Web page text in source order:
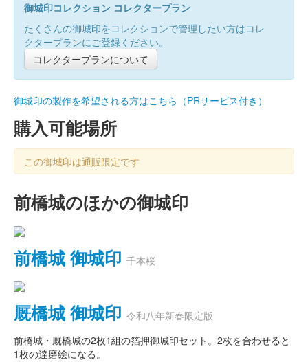
御城印コレクション コレクタープラン
たくさんの御城印をコレクションで管理したい方はコレ
クタープランにご登録ください。
コレクタープランについて
御城印の製作を希望される方はこちら（PRサービス付き）
購入可能場所
この御城印は通販限定です
前橋城のほかの御城印
前橋城 御城印 千本桜
厩橋城 御城印 令和八年新春限定版
前橋城・厩橋城の2枚1組の箔押御城印セット。2枚を合わせると
1枚の達磨絵になる。